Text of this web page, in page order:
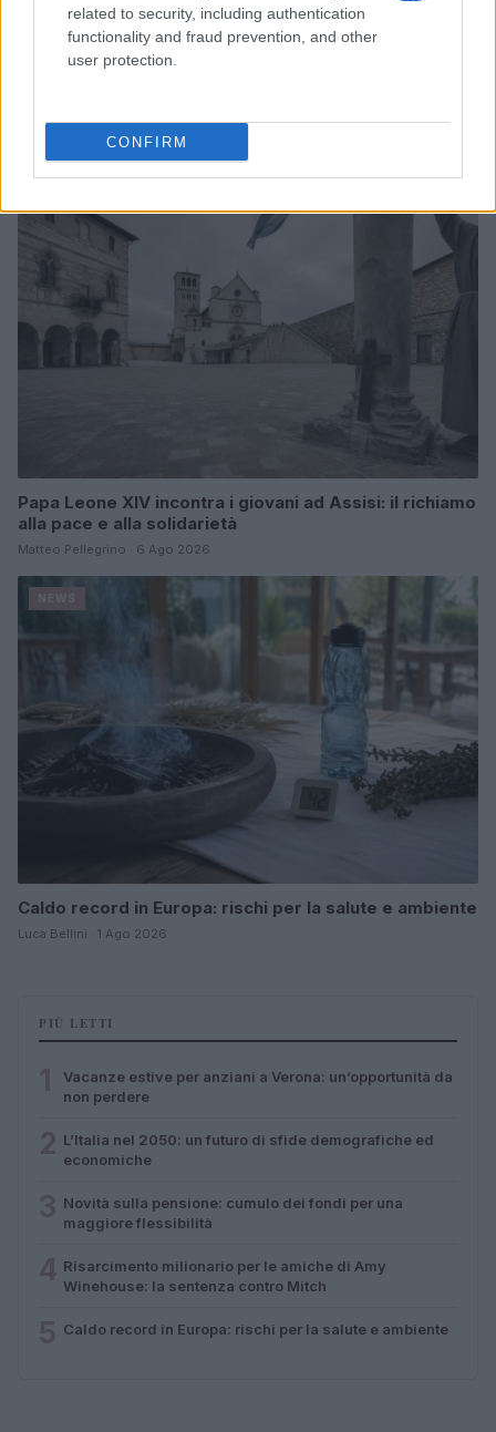
related to security, including authentication
functionality and fraud prevention, and other
user protection.
CONFIRM
giovani per il meeting francescano
Edoardo Castellucci · 7 Ago 2026
Papa Leone XIV incontra i giovani ad Assisi: il richiamo
alla pace e alla solidarietà
Matteo Pellegrino · 6 Ago 2026
Caldo record in Europa: rischi per la salute e ambiente
Luca Bellini · 1 Ago 2026
PIÙ LETTI
Vacanze estive per anziani a Verona: un’opportunità da
non perdere
L’Italia nel 2050: un futuro di sfide demografiche ed
economiche
Novità sulla pensione: cumulo dei fondi per una
maggiore flessibilità
Risarcimento milionario per le amiche di Amy
Winehouse: la sentenza contro Mitch
Caldo record in Europa: rischi per la salute e ambiente